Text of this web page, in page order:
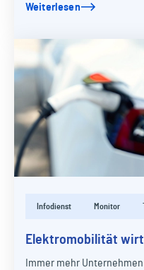
Weiterlesen
Infodienst Monitor
Elektromobilität
Immer mehr